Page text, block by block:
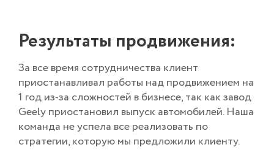
Результаты продвижения:
За все время сотрудничества клиент
приостанавливал работы над продвижением на
1 год из-за сложностей в бизнесе, так как завод
Geely приостановил выпуск автомобилей. Наша
команда не успела все реализовать по
стратегии, которую мы предложили клиенту.